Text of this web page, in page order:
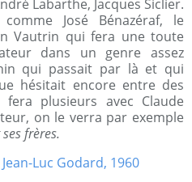
Labarthe, Jacques Siclier.
José Bénazéraf, le
Vautrin qui fera une toute
dans un genre assez
qui passait par là et qui
hésitait encore entre des
plusieurs avec Claude
on le verra par exemple
frères.